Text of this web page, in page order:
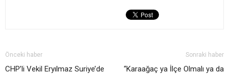
Önceki haber
CHP’li Vekil Eryılmaz Suriye’de
Sonraki haber
“Karaağaç ya İlçe Olmalı ya da